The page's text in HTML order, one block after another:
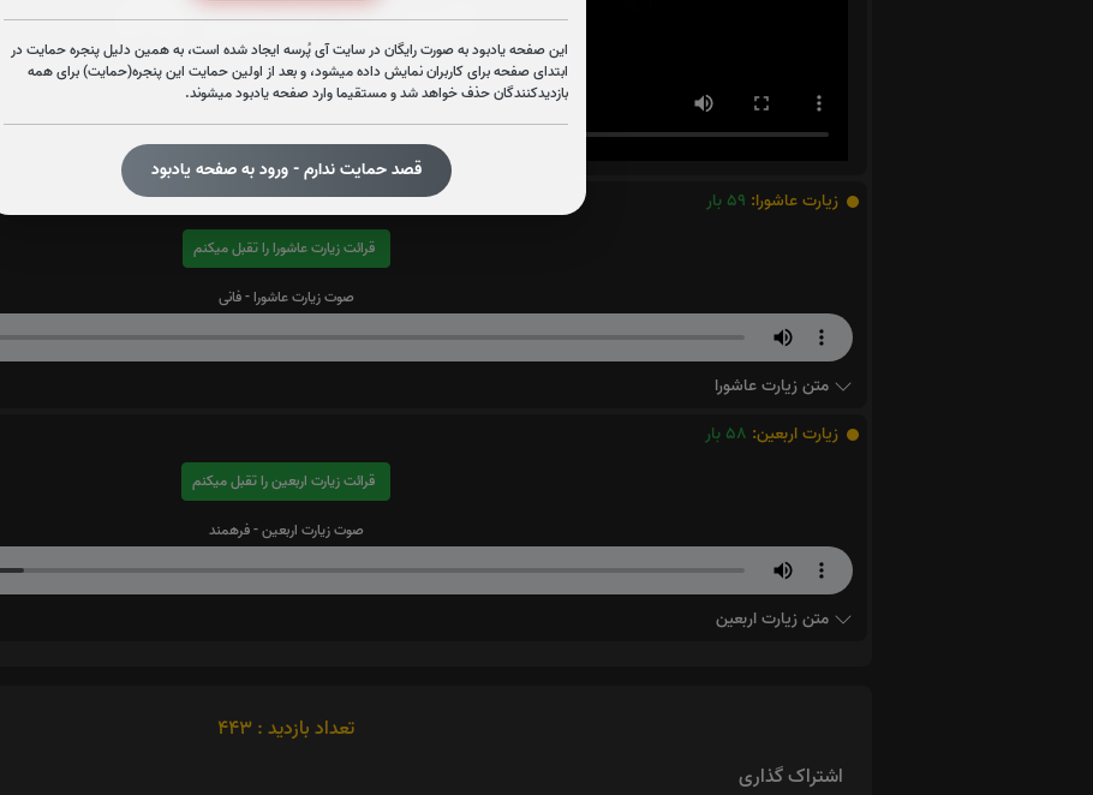
این صفحه یادبود به صورت رایگان در سایت آی پُرسه ایجاد شده است، به همین دلیل پنجره حمایت در
ابتدای صفحه برای کاربران نمایش داده میشود، و بعد از اولین حمایت این پنجره(حمایت) برای همه
بازدیدکنندگان حذف خواهد شد و مستقیما وارد صفحه یادبود میشوند.
قصد حمایت ندارم - ورود به صفحه یادبود
زیارت عاشورا: 59 بار
قرائت زیارت عاشورا را تقبل میکنم
صوت زیارت عاشورا - فانی
متن زیارت عاشورا
زیارت اربعین: 58 بار
قرائت زیارت اربعین را تقبل میکنم
صوت زیارت اربعین - فرهمند
متن زیارت اربعین
تعداد بازدید : 443
اشتراک گذاری